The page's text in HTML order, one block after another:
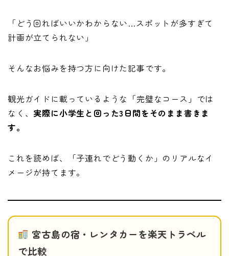
「どう回ればいいかわからない…スポットが多すぎて
計画が立てられない」
そんなお悩みを持つ方に向けた記事です。
観光ガイドに載っているような「完璧なコース」では
なく、 実際に小学生と回った3日間をそのまま書きま
す。
これを読めば、「子連れでどう動くか」のリアルなイ
メージが持てます。
宮古島の宿・レンタカーを楽天トラベル
で比較